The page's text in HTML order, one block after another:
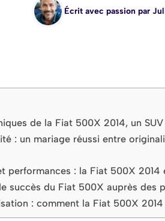
Écrit avec passion par
de la Fiat 500X 2014, un
: un mariage réussi entre
performances : la Fiat 500X
succès du Fiat 500X auprès des
: comment la Fiat 500X 2014